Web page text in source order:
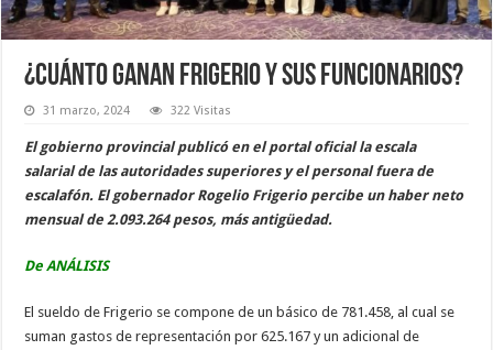
¿Cuánto ganan Frigerio y sus funcionarios?
31 marzo, 2024 322 Visitas
El gobierno provincial publicó en el portal oficial la escala
salarial de las autoridades superiores y el personal fuera de
escalafón. El gobernador Rogelio Frigerio percibe un haber neto
mensual de 2.093.264 pesos, más antigüedad.
De ANÁLISIS
El sueldo de Frigerio se compone de un básico de 781.458, al cual se
suman gastos de representación por 625.167 y un adicional de